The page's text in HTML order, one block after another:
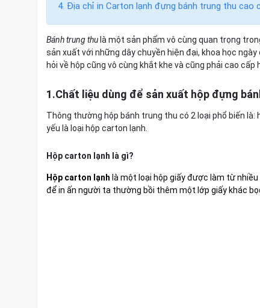
4. Địa chỉ in Carton lạnh đựng bánh trung thu cao
Bánh trung thu là một sản phẩm vô cùng quan trọng
sản xuất với những dây chuyền hiện đại, khoa học
hỏi về hộp cũng vô cùng khắt khe và cũng phải cao cấp
1.Chất liệu dùng để sản xuất hộp đựng
Thông thường hộp bánh trung thu có 2 loại phổ biến
yếu là loại hộp carton lạnh.
Hộp carton lạnh là gì?
Hộp carton lạnh là một loại hộp giấy được làm từ
để in ấn người ta thường bồi thêm một lớp giấy khác